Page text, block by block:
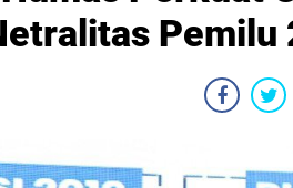
Pemilu